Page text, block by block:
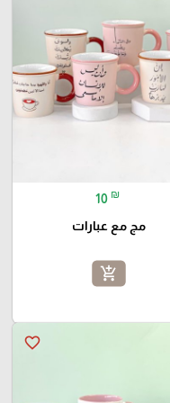
10 ₪
مج مع عبارات
add_shopping_cart
favorite_border